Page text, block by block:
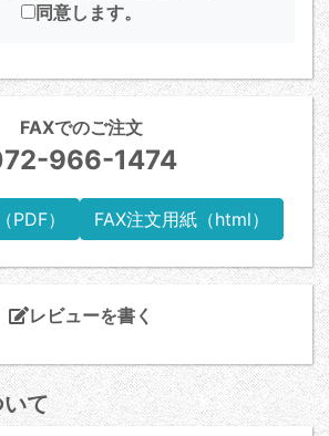
同意します。
FAXでのご注文
966-1474
PDF） FAX注文用紙（html）
レビューを書く
て